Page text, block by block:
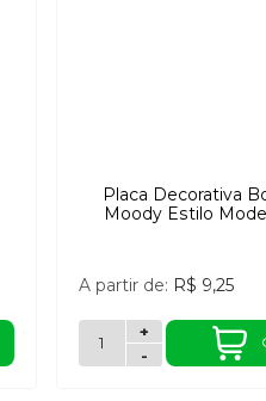
Placa Decorativa
Moody Estilo
A partir de: R$ 9,25
-
+